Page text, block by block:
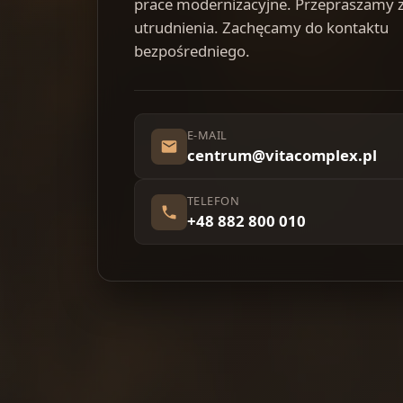
utrudnienia. Zachęcamy do kontaktu
bezpośredniego.
E-MAIL
centrum@vitacomplex.pl
TELEFON
+48 882 800 010